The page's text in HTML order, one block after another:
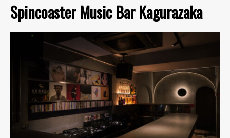
Spincoaster Music Bar Kagurazaka